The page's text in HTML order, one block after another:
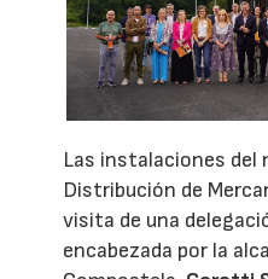
Las instalaciones del
Distribución de
visita de una
encabezada por la